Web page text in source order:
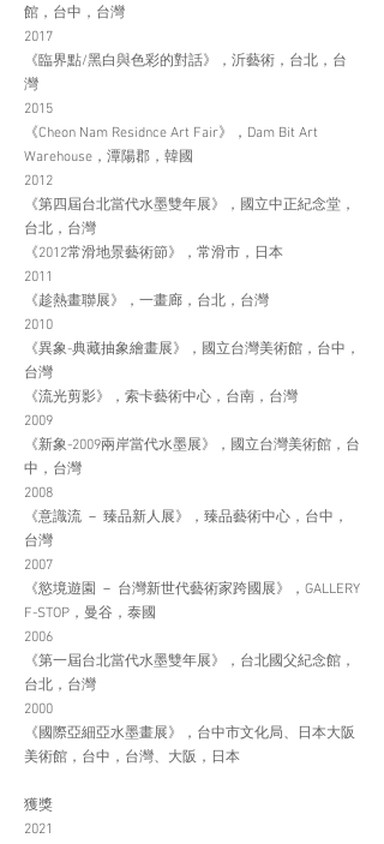
館，台中，台灣
2017
《臨界點/黑白與色彩的對話》，沂藝術，台北，台
灣
2015
《Cheon Nam Residnce Art Fair》，Dam Bit Art
Warehouse，潭陽郡，韓國
2012
《第四屆台北當代水墨雙年展》，國立中正紀念堂，
台北，台灣
《2012常滑地景藝術節》，常滑市，日本
2011
《趁熱畫聯展》，一畫廊，台北，台灣
2010
《異象-典藏抽象繪畫展》，國立台灣美術館，台中，
台灣
《流光剪影》，索卡藝術中心，台南，台灣
2009
《新象-2009兩岸當代水墨展》，國立台灣美術館，台
中，台灣
2008
《意識流 － 臻品新人展》，臻品藝術中心，台中，
台灣
2007
《慾境遊園 － 台灣新世代藝術家跨國展》，GALLERY
F-STOP，曼谷，泰國
2006
《第一屆台北當代水墨雙年展》，台北國父紀念館，
台北，台灣
2000
《國際亞細亞水墨畫展》，台中市文化局、日本大阪
美術館，台中，台灣、大阪，日本
獲獎
2021